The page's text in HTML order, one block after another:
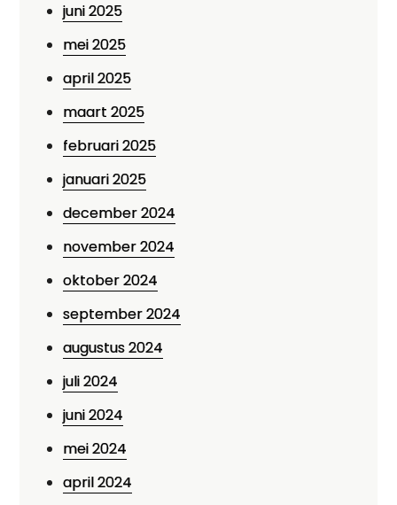
juni 2025
mei 2025
april 2025
maart 2025
februari 2025
januari 2025
december 2024
november 2024
oktober 2024
september 2024
augustus 2024
juli 2024
juni 2024
mei 2024
april 2024